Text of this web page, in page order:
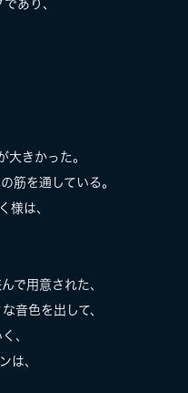
あり、
大きかった。
筋を通している。
様は、
で用意された、
音色を出して、
、
は、